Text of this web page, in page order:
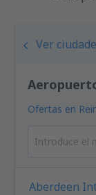
Ver
Ofertas en
Aberdeen